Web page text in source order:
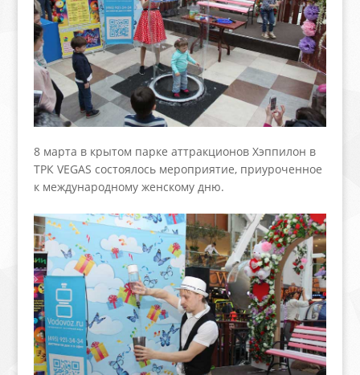
8 марта в крытом парке аттракционов Хэппилон в
ТРК VEGAS состоялось мероприятие, приуроченное
к международному женскому дню.